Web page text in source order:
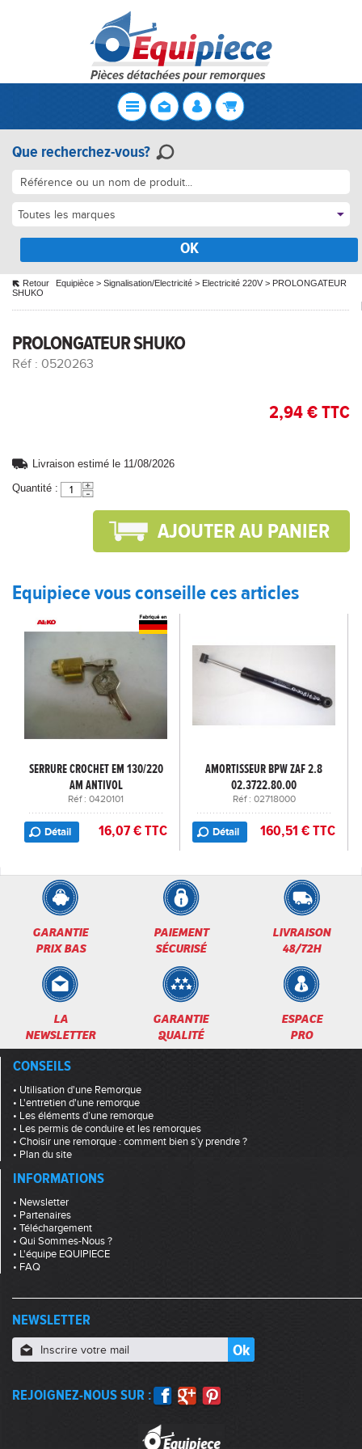
Que recherchez-vous?
Toutes les marques
OK
Retour Equipièce > Signalisation/Electricité > Electricité 220V > PROLONGATEUR
SHUKO
PROLONGATEUR SHUKO
Réf : 0520263
2,94 € TTC
Livraison estimé le 11/08/2026
Quantité :
Equipiece vous conseille ces articles
SERRURE CROCHET EM 130/220
AM ANTIVOL
Réf : 0420101
Détail 16,07 € TTC
AMORTISSEUR BPW ZAF 2.8
02.3722.80.00
Réf : 02718000
Détail 160,51 € TTC
GARANTIE
PRIX BAS
PAIEMENT
SÉCURISÉ
LIVRAISON
48/72H
LA
NEWSLETTER
GARANTIE
QUALITÉ
ESPACE
PRO
CONSEILS
• Utilisation d'une Remorque
• L'entretien d'une remorque
• Les éléments d’une remorque
• Les permis de conduire et les remorques
• Choisir une remorque : comment bien s’y prendre ?
• Plan du site
INFORMATIONS
• Newsletter
• Partenaires
• Téléchargement
• Qui Sommes-Nous ?
• L'équipe EQUIPIECE
• FAQ
NEWSLETTER
REJOIGNEZ-NOUS SUR :